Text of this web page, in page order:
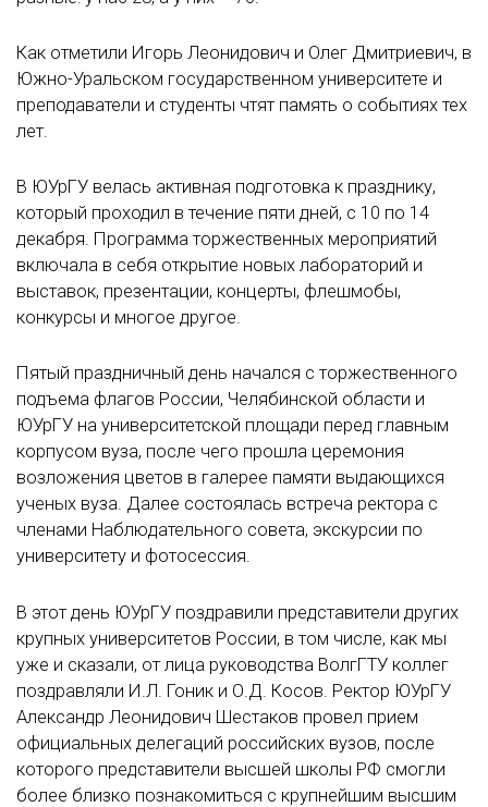
Как отметили Игорь Леонидович и Олег Дмитриевич, в
Южно-Уральском государственном университете и
преподаватели и студенты чтят память о событиях тех
лет.
В ЮУрГУ велась активная подготовка к празднику,
который проходил в течение пяти дней, с 10 по 14
декабря. Программа торжественных мероприятий
включала в себя открытие новых лабораторий и
выставок, презентации, концерты, флешмобы,
конкурсы и многое другое.
Пятый праздничный день начался с торжественного
подъема флагов России, Челябинской области и
ЮУрГУ на университетской площади перед главным
корпусом вуза, после чего прошла церемония
возложения цветов в галерее памяти выдающихся
ученых вуза. Далее состоялась встреча ректора с
членами Наблюдательного совета, экскурсии по
университету и фотосессия.
В этот день ЮУрГУ поздравили представители других
крупных университетов России, в том числе, как мы
уже и сказали, от лица руководства ВолгГТУ коллег
поздравляли И.Л. Гоник и О.Д. Косов. Ректор ЮУрГУ
Александр Леонидович Шестаков провел прием
официальных делегаций российских вузов, после
которого представители высшей школы РФ смогли
более близко познакомиться с крупнейшим высшим